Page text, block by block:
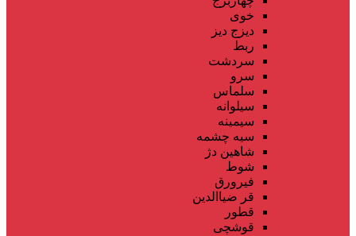
خوی
دیزج دیز
ربط
سردشت
سرو
سلماس
سیلوانه
سیمینه
سیه چشمه
شاهین دژ
شوط
فیرورق
قر ضیاالدین
قطور
قوشچی